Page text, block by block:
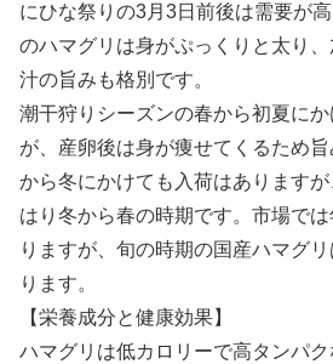
にひな祭りの3月3日前後は需要が
のハマグリは身がぷっくりと太り
汁の旨みも格別です。
潮干狩りシーズンの春から初夏に
が、産卵後は身が痩せてくるため
から冬にかけても入荷はあります
はり冬から春の時期です。市場で
りますが、旬の時期の国産ハマグ
ります。
【栄養成分と健康効果】
ハマグリは低カロリーで高タンパ